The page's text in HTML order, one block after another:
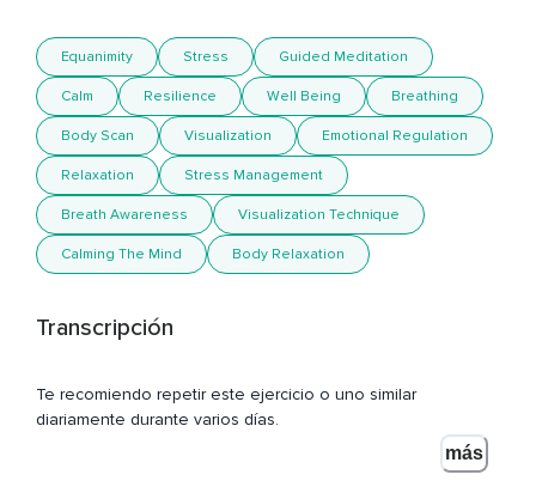
Equanimity Stress Guided Meditation
Calm Resilience Well Being Breathing
Body Scan Visualization Emotional Regulation
Relaxation Stress Management
Breath Awareness Visualization Technique
Calming The Mind Body Relaxation
Transcripción
Te recomiendo repetir este ejercicio o uno similar
diariamente durante varios días.
más